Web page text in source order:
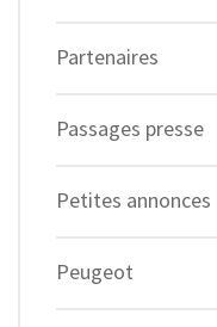
Partenaires
Passages presse
Petites annonces
Peugeot